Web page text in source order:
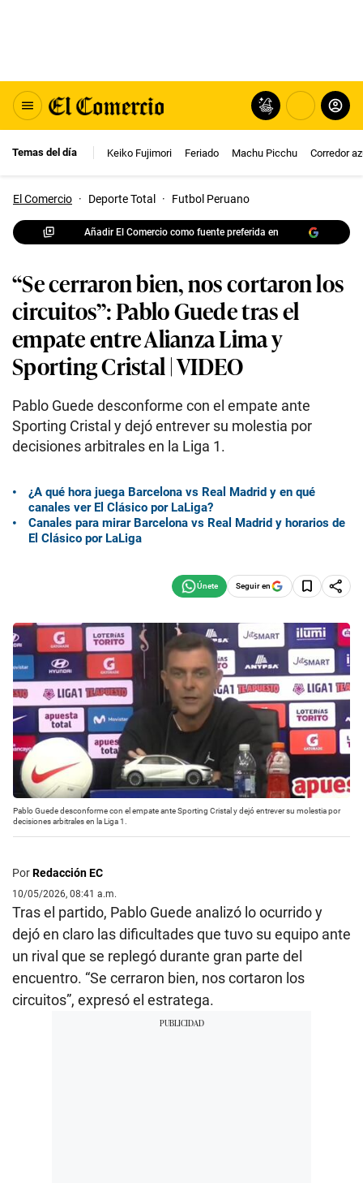
Temas del día Keiko Fujimori Feriado Machu Picchu Corredor
El Comercio · Deporte Total · Futbol Peruano
Añadir El Comercio como fuente preferida en
“Se cerraron bien, nos cortaron los
circuitos”: Pablo Guede tras el
empate entre Alianza Lima y
Sporting Cristal | VIDEO
Pablo Guede desconforme con el empate ante
Sporting Cristal y dejó entrever su molestia por
decisiones arbitrales en la Liga 1.
¿A qué hora juega Barcelona vs Real Madrid y en qué
canales ver El Clásico por LaLiga?
Canales para mirar Barcelona vs Real Madrid y horarios de
El Clásico por LaLiga
Seguir en
Pablo Guede desconforme con el empate ante Sporting Cristal y dejó entrever su molestia por
decisiones arbitrales en la Liga 1.
PorRedacción EC
10/05/2026, 08:41 a.m.
Tras el partido, Pablo Guede analizó lo ocurrido y
dejó en claro las dificultades que tuvo su equipo ante
un rival que se replegó durante gran parte del
encuentro. “Se cerraron bien, nos cortaron los
circuitos”, expresó el estratega.